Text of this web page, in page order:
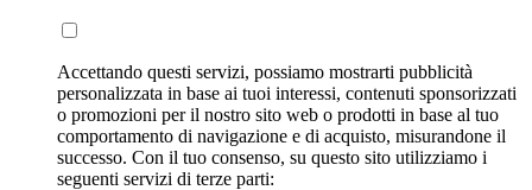
Accettando questi servizi, possiamo mostrarti pubblicità
personalizzata in base ai tuoi interessi, contenuti sponsorizzati
o promozioni per il nostro sito web o prodotti in base al tuo
comportamento di navigazione e di acquisto, misurandone il
successo. Con il tuo consenso, su questo sito utilizziamo i
seguenti servizi di terze parti: